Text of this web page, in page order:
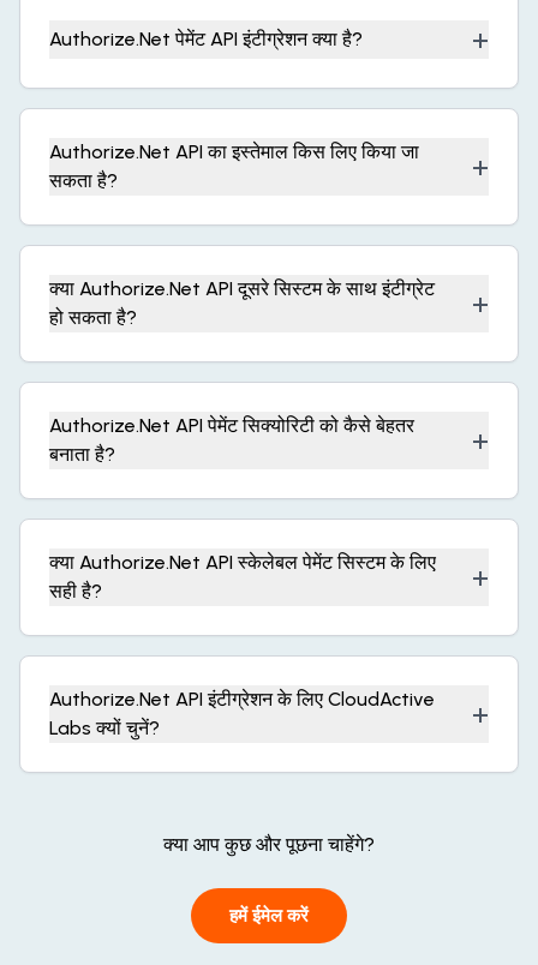
Authorize.Net पेमेंट API इंटीग्रेशन क्या है? +
Authorize.Net API का इस्तेमाल किस लिए किया जा
सकता है?
+
क्या Authorize.Net API दूसरे सिस्टम के साथ इंटीग्रेट
हो सकता है?
+
Authorize.Net API पेमेंट सिक्योरिटी को कैसे बेहतर
बनाता है?
+
क्या Authorize.Net API स्केलेबल पेमेंट सिस्टम के लिए
सही है?
+
Authorize.Net API इंटीग्रेशन के लिए CloudActive
Labs क्यों चुनें?
+
क्या आप कुछ और पूछना चाहेंगे?
हमें ईमेल करें